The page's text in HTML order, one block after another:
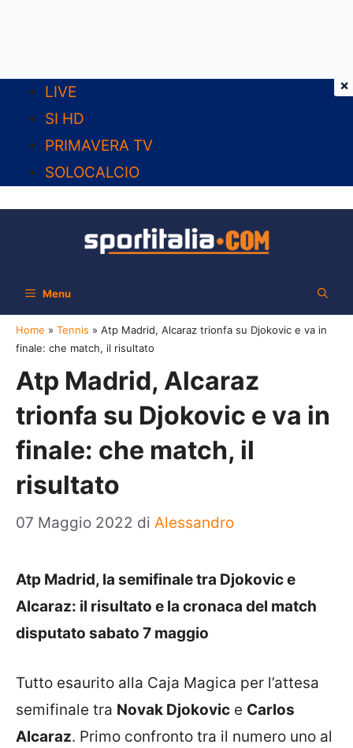
contenuto
LIVE
SI HD
PRIMAVERA TV
SOLOCALCIO
Menu
Home » Tennis » Atp Madrid, Alcaraz trionfa su Djokovic e va in
finale: che match, il risultato
Atp Madrid, Alcaraz
trionfa su Djokovic e va in
finale: che match, il
risultato
07 Maggio 2022 di Alessandro
Atp Madrid, la semifinale tra Djokovic e
Alcaraz: il risultato e la cronaca del match
disputato sabato 7 maggio
Tutto esaurito alla Caja Magica per l’attesa
semifinale tra Novak Djokovic e Carlos
Alcaraz. Primo confronto tra il numero uno al
×